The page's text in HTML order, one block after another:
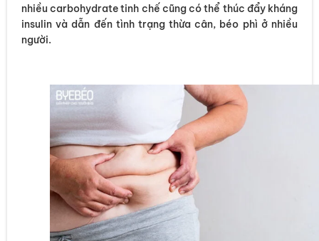
nhiều carbohydrate tinh chế cũng có thể thúc đẩy kháng
insulin và dẫn đến tình trạng thừa cân, béo phì ở nhiều
người.